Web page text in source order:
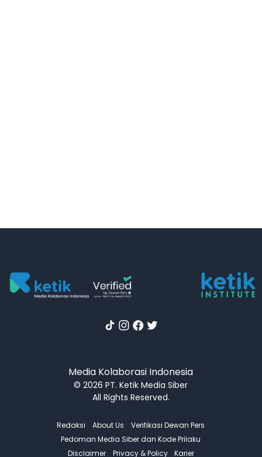
Media Kolaborasi Indonesia
© 2026 PT. Ketik Media Siber
All Rights Reserved.
Redaksi About Us
Verifikasi Dewan Pers
Pedoman Media Siber dan Kode Prilaku
Disclaimer
Privacy & Policy Karier